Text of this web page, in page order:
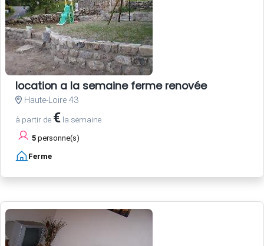
location a la semaine ferme renovée
Haute-Loire 43
à partir de € la semaine
5 personne(s)
Ferme